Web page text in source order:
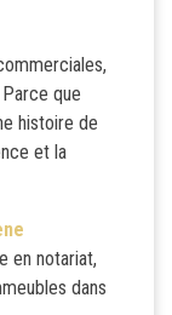
que
histoire de
et la
en notariat,
dans